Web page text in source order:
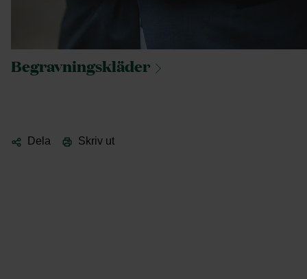
Begravningskläder
Dela Skriv ut